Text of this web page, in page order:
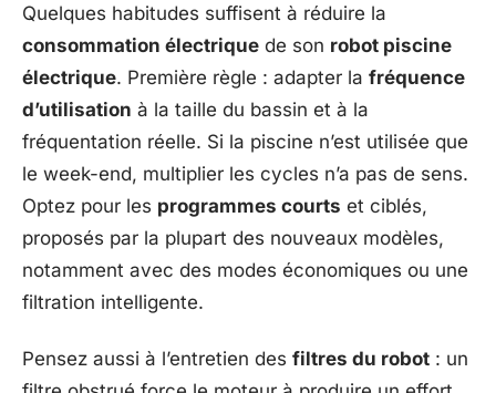
Quelques habitudes suffisent à réduire la
consommation électrique de son robot piscine
électrique. Première règle : adapter la fréquence
d’utilisation à la taille du bassin et à la
fréquentation réelle. Si la piscine n’est utilisée que
le week-end, multiplier les cycles n’a pas de sens.
Optez pour les programmes courts et ciblés,
proposés par la plupart des nouveaux modèles,
notamment avec des modes économiques ou une
filtration intelligente.
Pensez aussi à l’entretien des filtres du robot : un